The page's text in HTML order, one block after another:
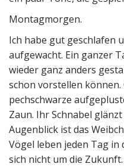
Montagmorgen.
Ich habe gut geschlafen
aufgewacht. Ein ganzer
wieder ganz anders
schon vorstellen können.
pechschwarze
Zaun. Ihr Schnabel
Augenblick ist das
Vögel leben jeden Tag in
sich nicht um die